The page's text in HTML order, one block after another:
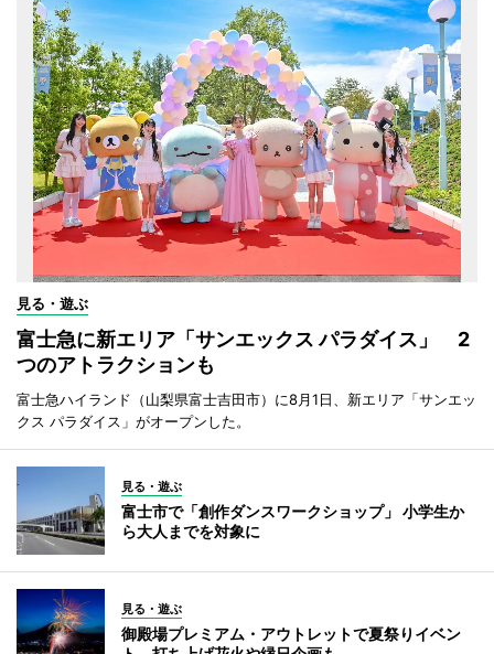
見る・遊ぶ
富士急に新エリア「サンエックス パラダイス」 2
つのアトラクションも
富士急ハイランド（山梨県富士吉田市）に8月1日、新エリア「サンエッ
クス パラダイス」がオープンした。
見る・遊ぶ
富士市で「創作ダンスワークショップ」 小学生か
ら大人までを対象に
見る・遊ぶ
御殿場プレミアム・アウトレットで夏祭りイベン